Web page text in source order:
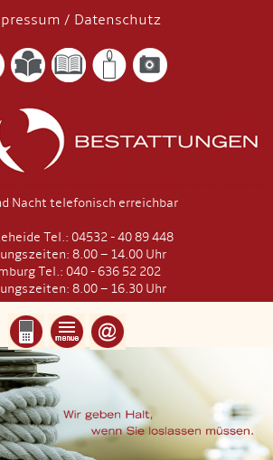
/ Datenschutz
Nacht telefonisch erreichbar
Tel.: 04532 - 40 89 448
8.00 – 14.00 Uhr
Tel.: 040 - 636 52 202
8.00 – 16.30 Uhr